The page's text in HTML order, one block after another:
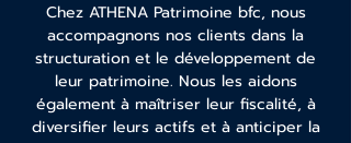
Chez ATHENA Patrimoine bfc, nous
accompagnons nos clients dans la
structuration et le développement de
leur patrimoine. Nous les aidons
également à maîtriser leur fiscalité, à
diversifier leurs actifs et à anticiper la